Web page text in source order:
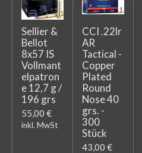
Sellier &
Bellot
8x57 IS
Vollmant
elpatron
e 12,7 g /
196 grs
55,00 €
inkl. MwSt
CCI .22lr
AR
Tactical -
Copper
Plated
Round
Nose 40
grs. -
300
Stück
43,00 €